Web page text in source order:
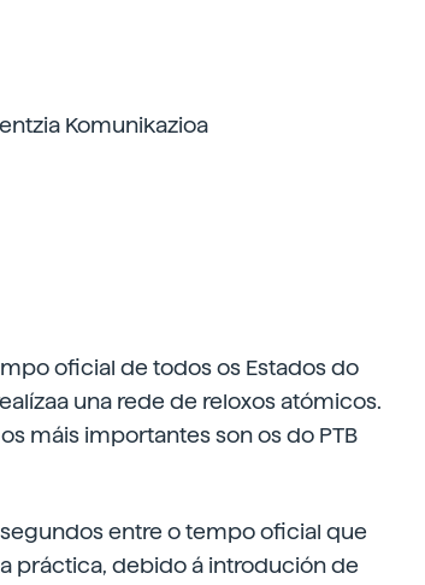
Komunikazioa
oficial de todos os Estados do
una rede de reloxos atómicos.
máis importantes son os do PTB
entre o tempo oficial que
práctica, debido á introdución de